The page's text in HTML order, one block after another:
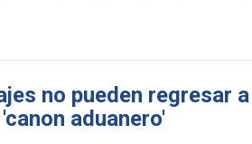
no pueden regresar
aduanero'